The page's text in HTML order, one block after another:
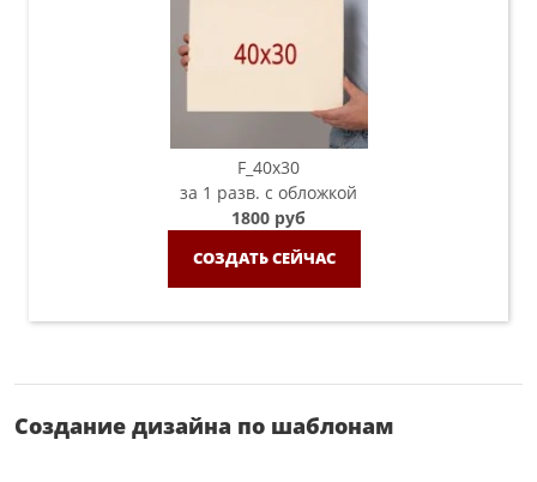
F_40x30
за 1 разв. с обложкой
1800 руб
СОЗДАТЬ СЕЙЧАС
Создание дизайна по шаблонам